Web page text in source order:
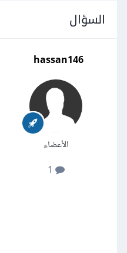
السؤال
hassan146
الأعضاء